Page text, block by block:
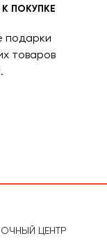
ПОКУПКЕ
подарки
товаров
ЦЕНТР